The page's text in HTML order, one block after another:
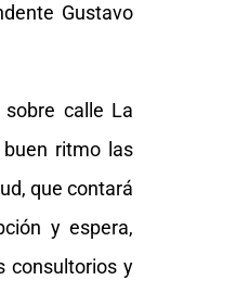
Gustavo
calle La
buen ritmo las
que contará
y espera,
consultorios y